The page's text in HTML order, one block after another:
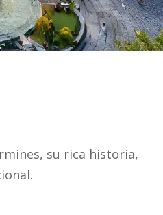
su rica historia,